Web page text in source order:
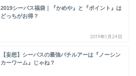
2019シーバス福袋｜『かめや』と『ポイント』は
どっちがお得？
2019年1月24日
【妄想】シーバスの最強バチルアーは『ノーシン
カーワーム』じゃね？